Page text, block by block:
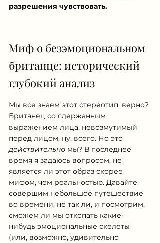
разрешения чувствовать.
Миф о безэмоциональном
британце: исторический
глубокий анализ
Мы все знаем этот стереотип, верно?
Британец со сдержанным
выражением лица, невозмутимый
перед лицом, ну, всего. Но это
действительно мы? В последнее
время я задаюсь вопросом, не
является ли этот образ скорее
мифом, чем реальностью. Давайте
совершим небольшое путешествие
во времени, не так ли, и посмотрим,
сможем ли мы откопать какие-
нибудь эмоциональные скелеты
(или, возможно, удивительно